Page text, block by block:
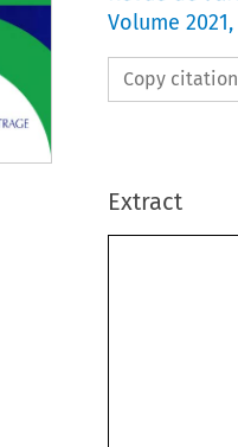
Volume 2021,
Copy
Extract